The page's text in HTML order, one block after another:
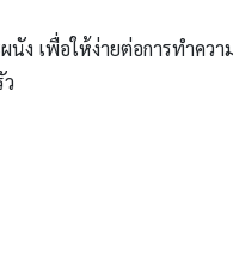
ง เพื่อให้ง่ายต่อการทำค